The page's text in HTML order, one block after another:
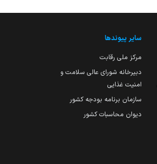
سایر پیوندها
مرکز ملی رقابت
دبیرخانه شورای عالی سلامت و
امنیت غذایی
سازمان برنامه بودجه کشور
دیوان محاسبات کشور